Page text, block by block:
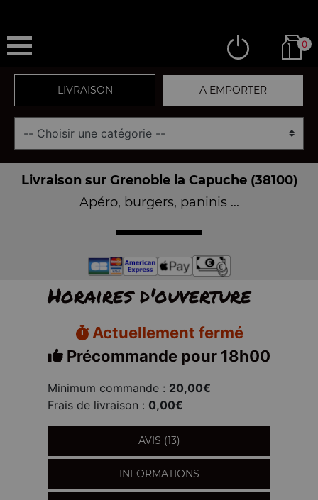
0
LIVRAISON A EMPORTER
Livraison sur Grenoble la Capuche (38100)
Apéro, burgers, paninis ...
Horaires d'ouverture
Actuellement fermé
Précommande pour 18h00
Minimum commande : 20,00€
Frais de livraison : 0,00€
AVIS (13)
INFORMATIONS